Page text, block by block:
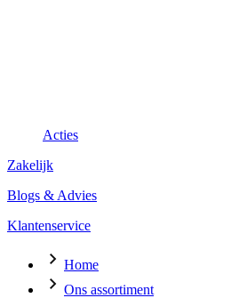
Acties
Zakelijk
Blogs & Advies
Klantenservice
Home
Ons assortiment